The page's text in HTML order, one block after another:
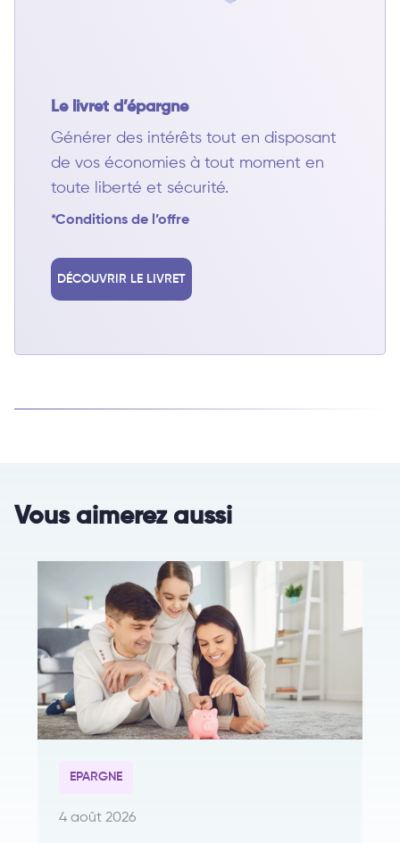
Le livret d’épargne
Générer des intérêts tout en disposant
de vos économies à tout moment en
toute liberté et sécurité.
*Conditions de l’offre
DÉCOUVRIR LE LIVRET
Vous aimerez aussi
EPARGNE
4 août 2026